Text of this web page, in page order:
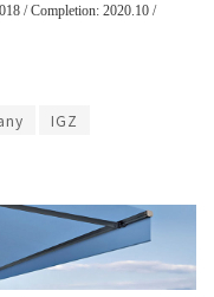
/ Completion: 2020.10 /
IGZ